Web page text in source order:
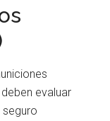
evaluar